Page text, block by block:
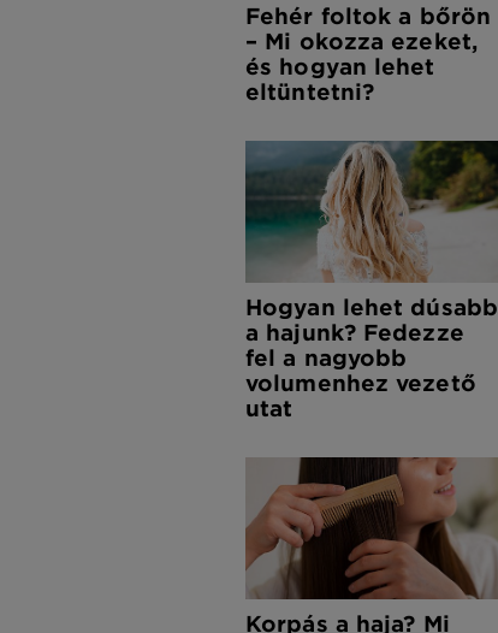
Fehér foltok a bőrön
– Mi okozza ezeket,
és hogyan lehet
eltüntetni?
Hogyan lehet dúsabb
a hajunk? Fedezze
fel a nagyobb
volumenhez vezető
utat
Korpás a haja? Mi